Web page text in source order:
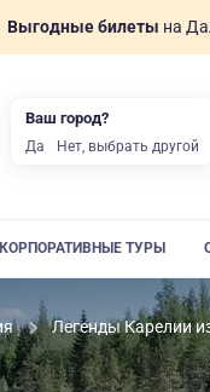
Выгодные билеты на
КОРПОРАТИВНЫЕ ТУРЫ
Легенды Карелии
Ваш город?
Да Нет, выбрать другой